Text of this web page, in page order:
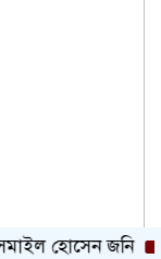
জনি